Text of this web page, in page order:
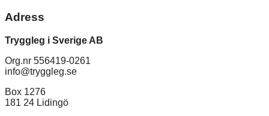
Adress
Tryggleg i Sverige AB
Org.nr 556419-0261
info@tryggleg.se
Box 1276
181 24 Lidingö